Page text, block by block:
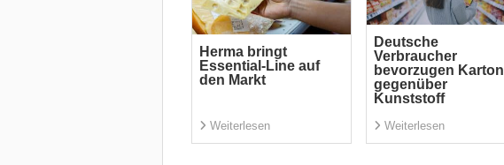
Herma bringt
Essential-Line auf
den Markt
Weiterlesen
Deutsche
Verbraucher
bevorzugen Karton
gegenüber
Kunststoff
Weiterlesen